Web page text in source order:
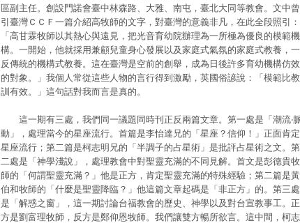
區副主任。創設門諾會臺中林森路、大雅、南屯，臺北大同等教會。文中曾
引臺灣ＣＣＦ一篇介紹高牧師的文字，對臺灣的意義非凡，在此全段照引：
「高甘霖牧師以其熱心與遠見，把光音育幼院辦理為一所極為優良的模範機
構。一開始，他就採用兼顧兒童身心發展以及家庭式氣氛的家庭式教養，一
反傳統的機構式教養。這在臺灣是空前的創舉，成為日後許多育幼機構仿效
的對象。」我個人常從這些人物的言行得到激勵，英國俗諺說：「模範比教
訓有效。」這句話對我而言是真的。
這一期有三處，我們同一議題同時刊正反兩篇文章。第一處是「潮流‧
動」，處理當今的星座流行。首篇是李怡達兄的「星座？信仰！」正面肯定
星座流行；第二篇是柯志明兄的「半調子的占星術」是批評占星術之文。第
二處是「神學淺說」，處理教會中對聖靈充滿的不同見解。首文是彭德貴牧
師的「何謂聖靈充滿？」他是正方，肯定聖靈充滿的特殊經驗；第二篇是黃
伯和牧師的「什麼是聖靈降臨？」他這篇文章起碼是「非正方」的。第三處
是「解惑之窗」，這一期討論台福教會的歷史、神學以及對台宣教事工。正
方是劉富理牧師，反方是鄭仰恩牧師。我們讓雙方暢所欲言。這中間，柯志